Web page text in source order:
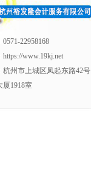
0571-22958168
https://www.19kj.net
杭州市上城区凤起东路42号
厦1918室